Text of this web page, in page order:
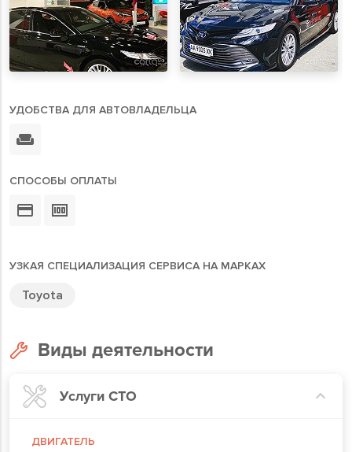
УДОБСТВА ДЛЯ АВТОВЛАДЕЛЬЦА
СПОСОБЫ ОПЛАТЫ
УЗКАЯ СПЕЦИАЛИЗАЦИЯ СЕРВИСА НА МАРКАХ
Toyota
Виды деятельности
Услуги СТО
ДВИГАТЕЛЬ